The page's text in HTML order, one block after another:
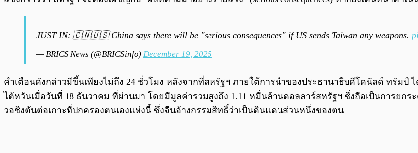
JUST IN: 🇨🇳🇺🇸 China says there will be "serious consequences" if US sends Taiwan any weapons.
— BRICS News (@BRICSinfo) December 19, 2025
คำเตือนดังกล่าวมีขึ้นเพียงไม่ถึง 24 ชั่วโมง หลังจากที่สหรัฐฯ ภายใต้การนำของประธานาธิบดีโดนัลด์ ทรัมป์
ไต้หวันเมื่อวันที่ 18 ธันวาคม ที่ผ่านมา โดยมีมูลค่ารวมสูงถึง 1.11 หมื่นล้านดอลลาร์สหรัฐฯ ซึ่งถือเป็นการยก
วอชิงตันต่อเกาะที่ปกครองตนเองแห่งนี้ ซึ่งจีนอ้างกรรมสิทธิ์ว่าเป็นดินแดนส่วนหนึ่งของตน